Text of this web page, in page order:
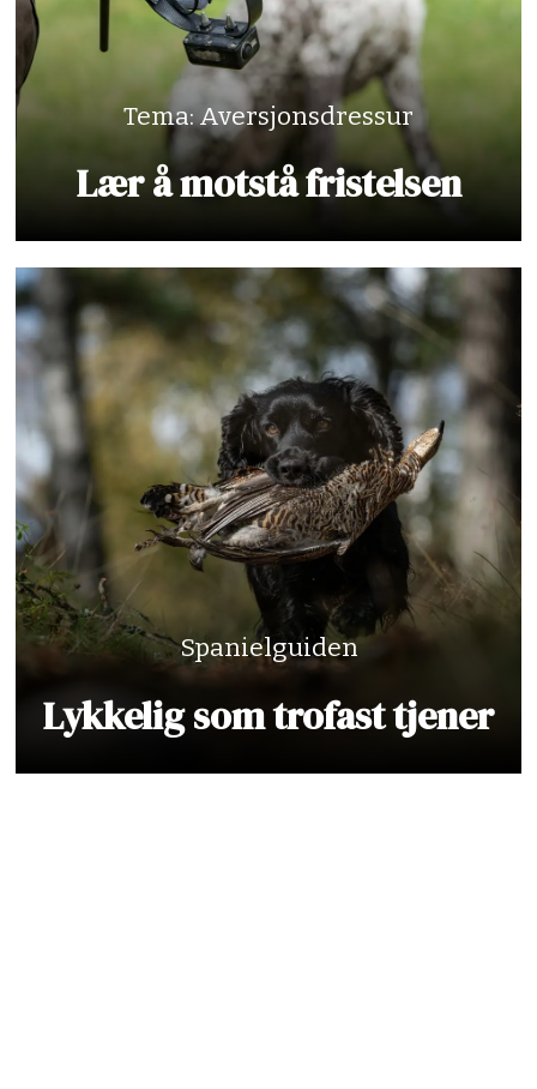
Tema: Aversjonsdressur
Lær å motstå fristelsen
Spanielguiden
Lykkelig som trofast tjener